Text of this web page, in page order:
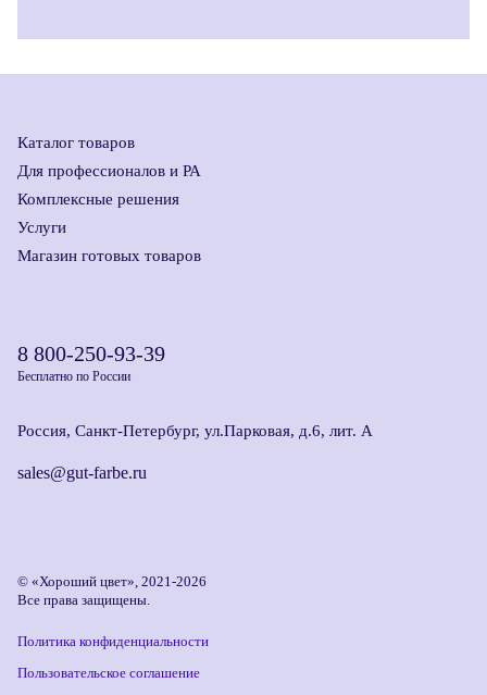
Каталог товаров
Для профессионалов и РА
Комплексные решения
Услуги
Магазин готовых товаров
8 800-250-93-39
Бесплатно по России
Россия, Санкт-Петербург, ул.Парковая, д.6, лит. А
sales@gut-farbe.ru
© «Хороший цвет», 2021-2026
Все права защищены.
Политика конфиденциальности
Пользовательское соглашение